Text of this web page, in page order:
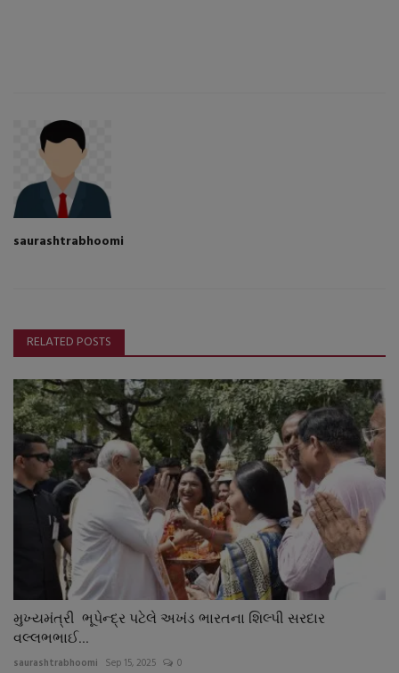
saurashtrabhoomi
RELATED POSTS
મુખ્યમંત્રી ભૂપેન્દ્ર પટેલે અખંડ ભારતના શિલ્પી સરદાર
વલ્લભભાઈ...
saurashtrabhoomi Sep 15, 2025 0